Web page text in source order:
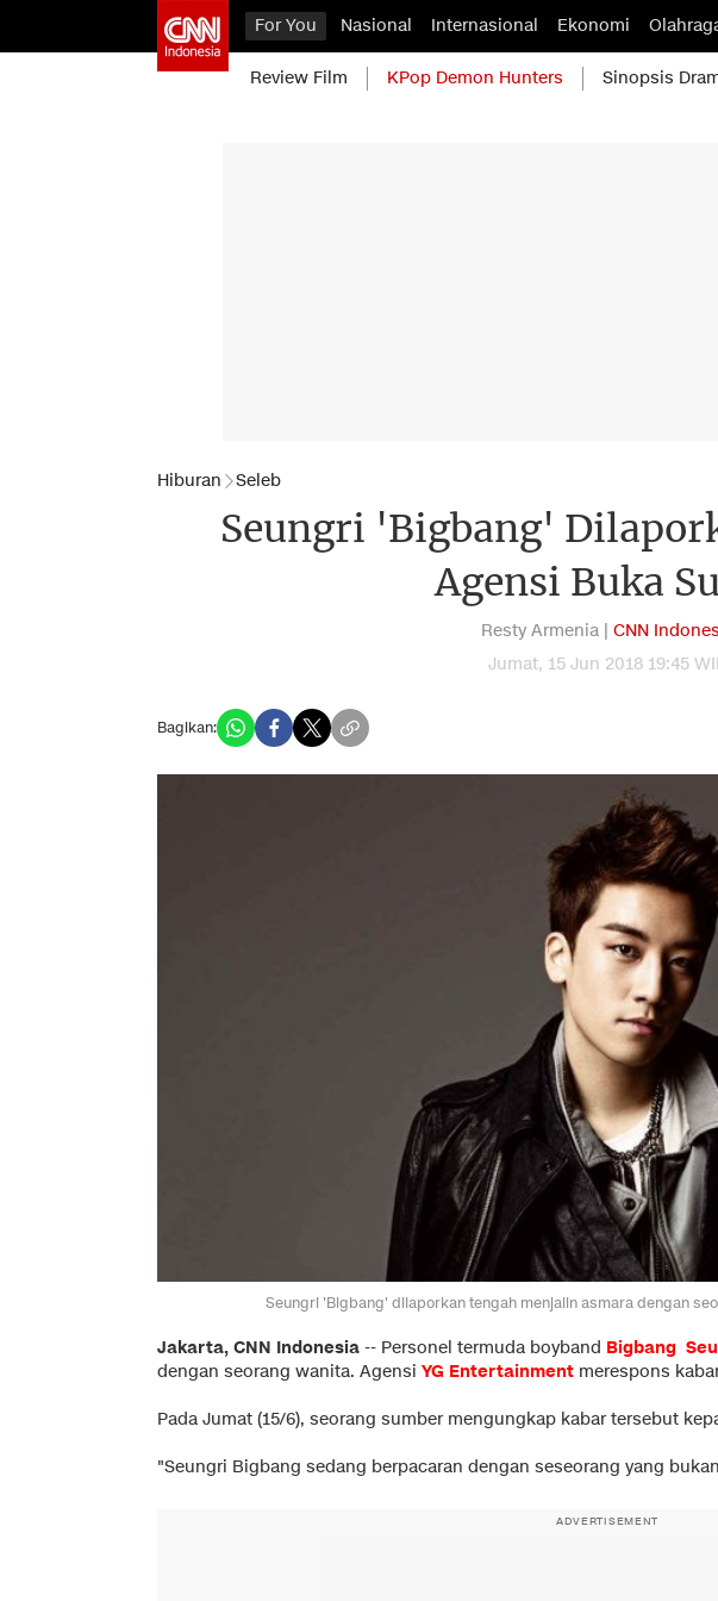
For You Nasional Internasional Ekonomi
Review Film KPop Demon Hunters Sinopsis
Hiburan Seleb
Seungri 'Bigbang'
Agensi Buka
Resty Armenia | CNN
Jumat, 15 Jun 2018 19:45
Bagikan:
Seungri 'Bigbang' dilaporkan tengah menjalin asmara dengan
Jakarta, CNN Indonesia -- Personel termuda boyband Bigbang
dengan seorang wanita. Agensi YG Entertainment merespons
Pada Jumat (15/6), seorang sumber mengungkap kabar tersebut
"Seungri Bigbang sedang berpacaran dengan seseorang yang
ADVERTISEMENT